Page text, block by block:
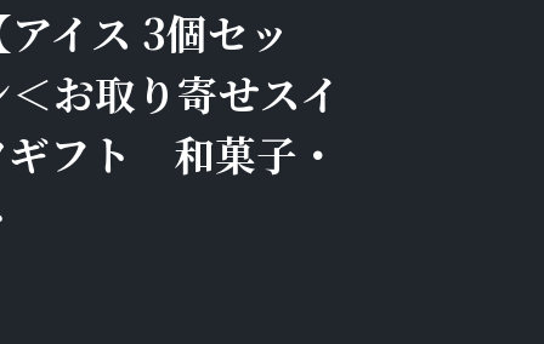
イス 3個セッ
お取り寄せスイ
フト 和菓子・